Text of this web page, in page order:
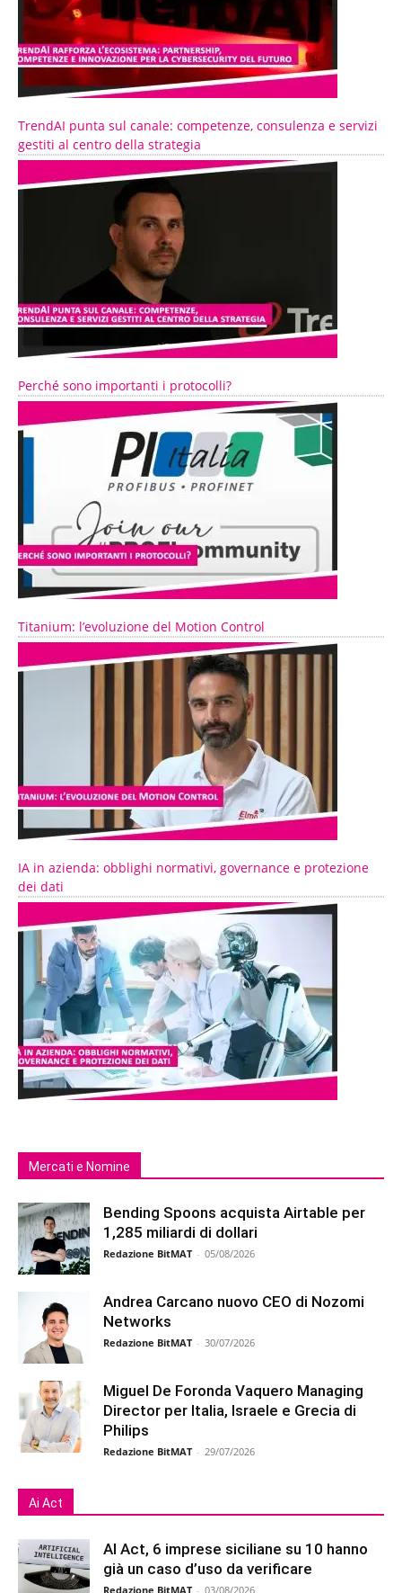
TrendAI punta sul canale: competenze, consulenza e servizi
gestiti al centro della strategia
Perché sono importanti i protocolli?
Titanium: l’evoluzione del Motion Control
IA in azienda: obblighi normativi, governance e protezione
dei dati
Mercati e Nomine
Bending Spoons acquista Airtable per
1,285 miliardi di dollari
Redazione BitMAT - 05/08/2026
Andrea Carcano nuovo CEO di Nozomi
Networks
Redazione BitMAT - 30/07/2026
Miguel De Foronda Vaquero Managing
Director per Italia, Israele e Grecia di
Philips
Redazione BitMAT - 29/07/2026
Ai Act
AI Act, 6 imprese siciliane su 10 hanno
già un caso d’uso da verificare
Redazione BitMAT - 03/08/2026